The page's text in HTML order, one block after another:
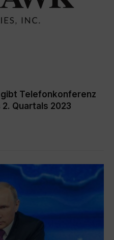
Telefonkonferenz
Quartals 2023